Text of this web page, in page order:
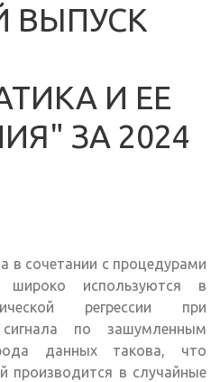
ВЫПУСК
И ЕЕ
ЗА 2024
в сочетании с процедурами
широко используются в
регрессии при
по зашумленным
данных такова, что
производится в случайные